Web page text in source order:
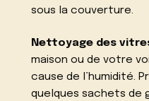
sous la couverture.
Nettoyage des
maison ou de votre
cause de l’humidité.
quelques sachets de